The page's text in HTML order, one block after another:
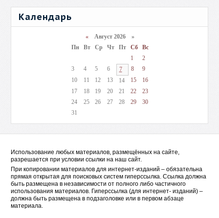
Календарь
«Август 2026 »
Пн
Вт Ср Чт Пт Сб
Вс
1
2
3
4 5 6 7 8
9
10
11 12 13 14 15
16
17
18 19 20 21 22
23
24
25 26 27 28 29
30
31
Использование любых материалов, размещённых на сайте,
разрешается при условии ссылки на наш сайт.
При копировании материалов для интернет-изданий – обязательна
прямая открытая для поисковых систем гиперссылка. Ссылка должна
быть размещена в независимости от полного либо частичного
использования материалов. Гиперссылка (для интернет- изданий) –
должна быть размещена в подзаголовке или в первом абзаце
материала.